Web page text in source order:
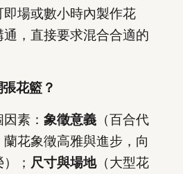
場或數小時內製作花
，直接要求混合合適的
花籃？
素： 象徵意義 （百合代
花象徵高雅與進步，向
； 尺寸與場地（大型花